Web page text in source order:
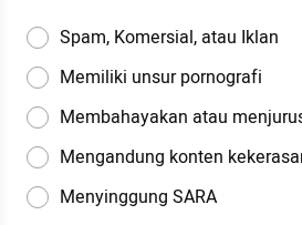
Spam, Komersial, atau Iklan
Memiliki unsur pornografi
Membahayakan atau
Mengandung konten
Menyinggung SARA